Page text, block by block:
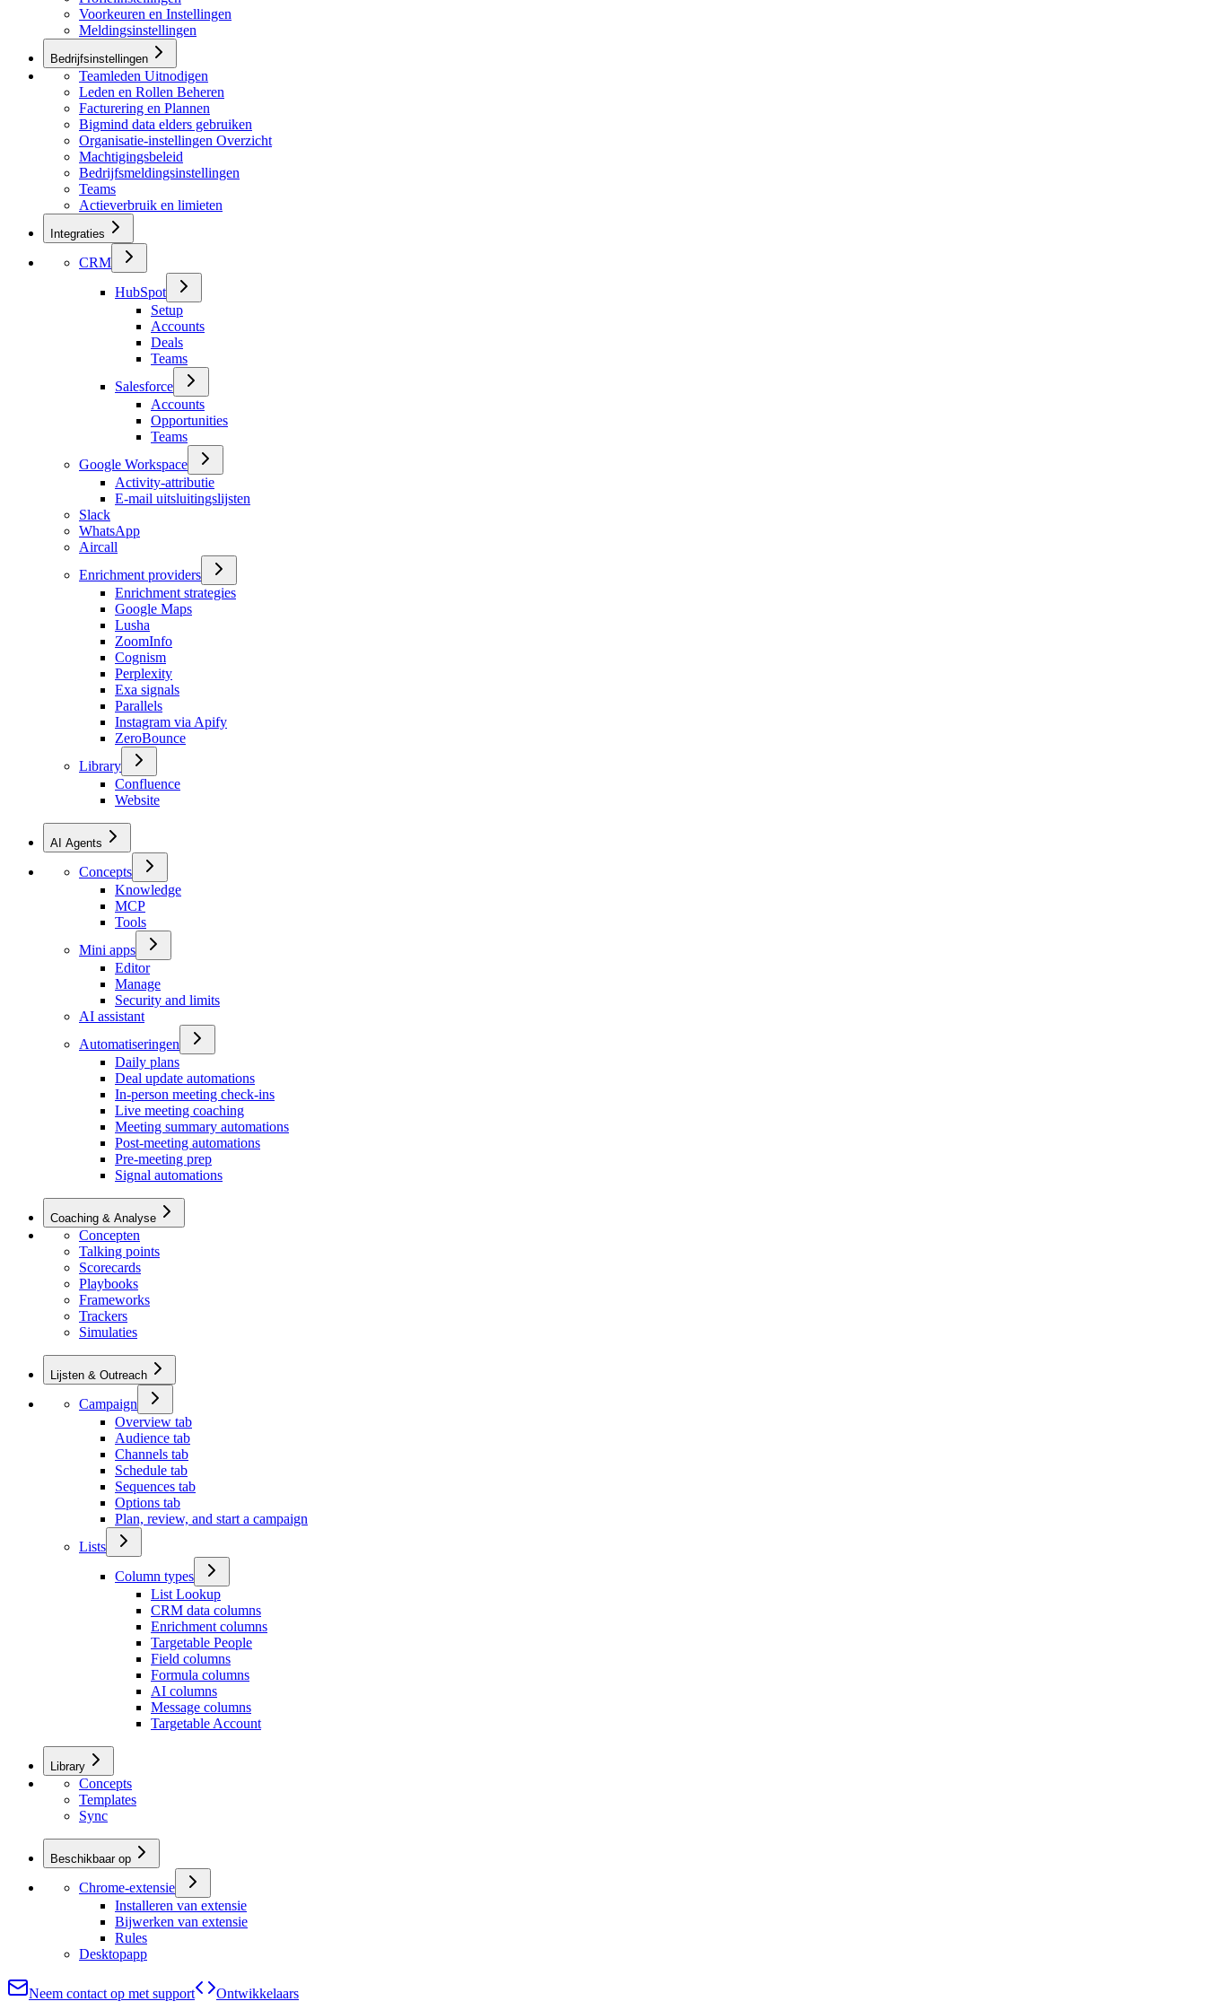
Voorkeuren en Instellingen
Meldingsinstellingen
Bedrijfsinstellingen
Teamleden Uitnodigen
Leden en Rollen Beheren
Facturering en Plannen
Bigmind data elders gebruiken
Organisatie-instellingen Overzicht
Machtigingsbeleid
Bedrijfsmeldingsinstellingen
Teams
Actieverbruik en limieten
Integraties
CRM
HubSpot
Setup
Accounts
Deals
Teams
Salesforce
Accounts
Opportunities
Teams
Google Workspace
Activity-attributie
E-mail uitsluitingslijsten
Slack
WhatsApp
Aircall
Enrichment providers
Enrichment strategies
Google Maps
Lusha
ZoomInfo
Cognism
Perplexity
Exa signals
Parallels
Instagram via Apify
ZeroBounce
Library
Confluence
Website
AI Agents
Concepts
Knowledge
MCP
Tools
Mini apps
Editor
Manage
Security and limits
AI assistant
Automatiseringen
Daily plans
Deal update automations
In-person meeting check-ins
Live meeting coaching
Meeting summary automations
Post-meeting automations
Pre-meeting prep
Signal automations
Coaching & Analyse
Concepten
Talking points
Scorecards
Playbooks
Frameworks
Trackers
Simulaties
Lijsten & Outreach
Campaign
Overview tab
Audience tab
Channels tab
Schedule tab
Sequences tab
Options tab
Plan, review, and start a campaign
Lists
Column types
List Lookup
CRM data columns
Enrichment columns
Targetable People
Field columns
Formula columns
AI columns
Message columns
Targetable Account
Library
Concepts
Templates
Sync
Beschikbaar op
Chrome-extensie
Installeren van extensie
Bijwerken van extensie
Rules
Desktopapp
Neem contact op met support Ontwikkelaars